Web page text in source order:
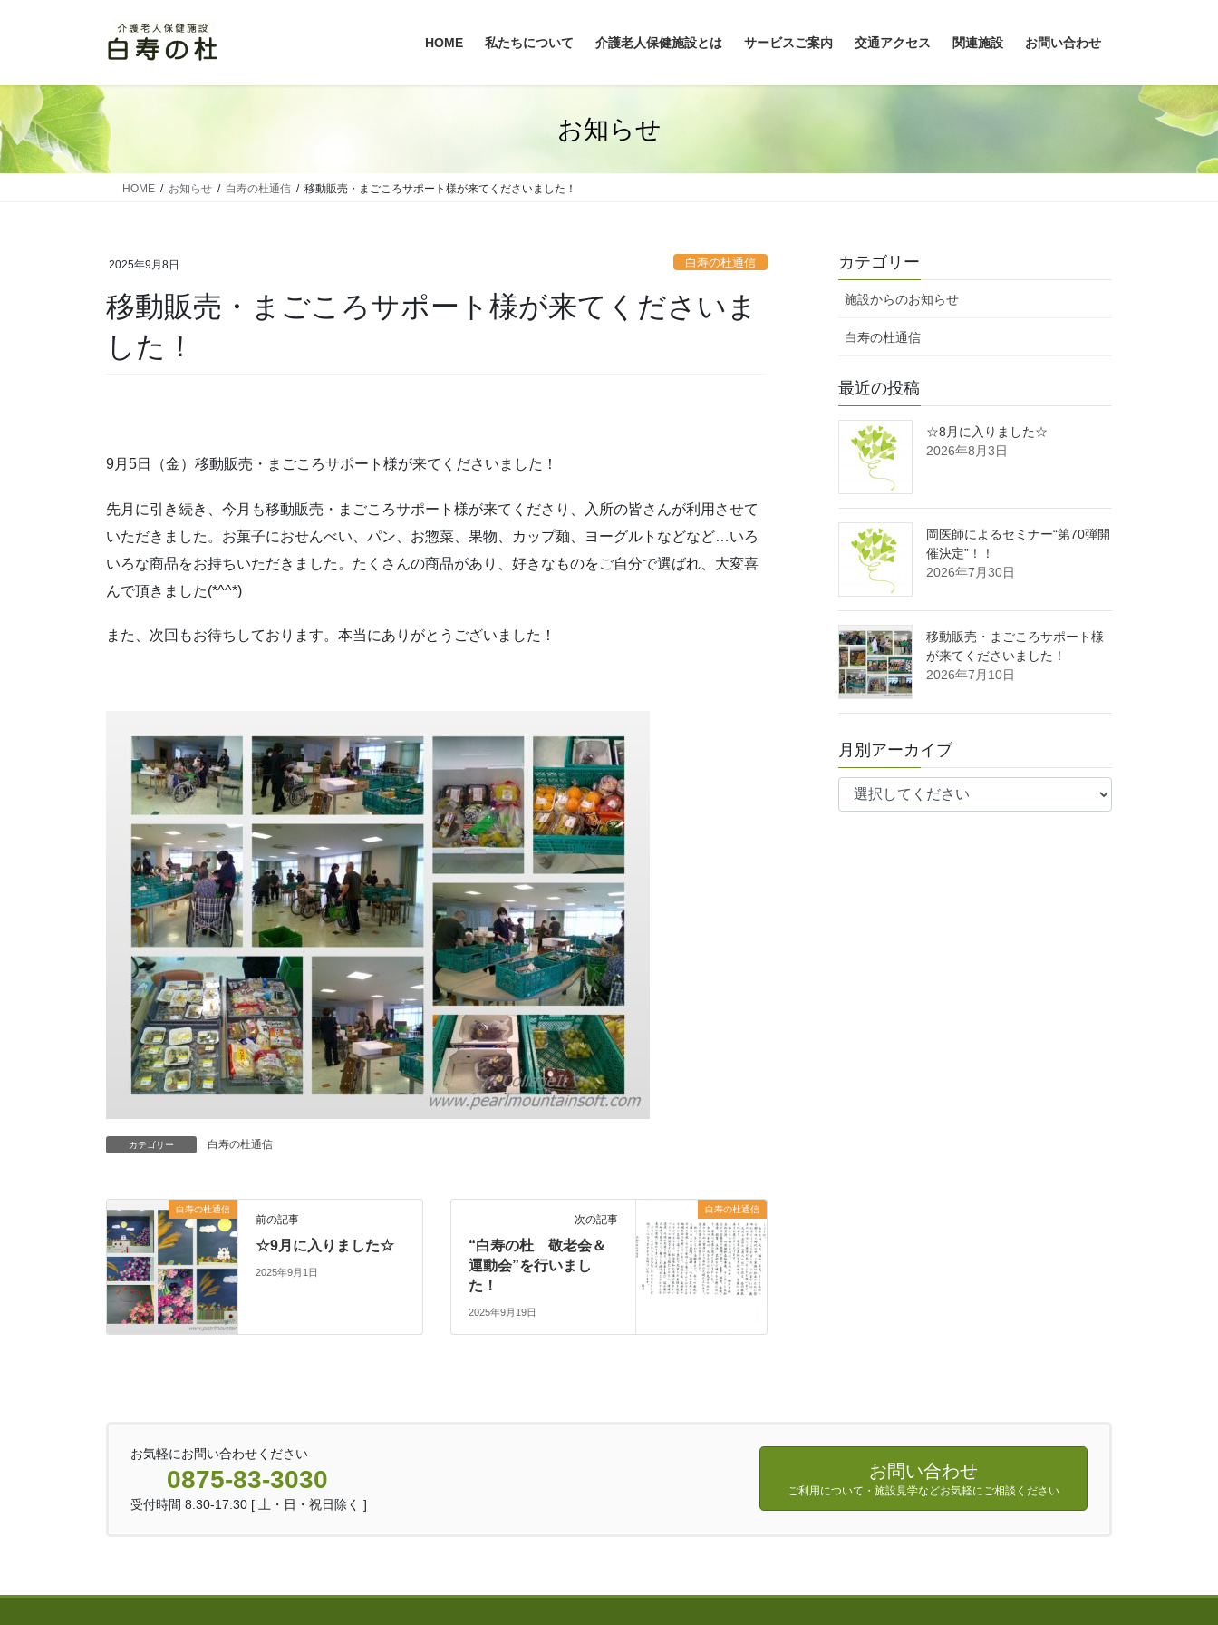
に
移
動
ョ
ン
に
HOME 私たちについて 介護老人保健施設とは サービスご案内 交通アクセス 関連施設 お問い合わせ
お知らせ
HOME お知らせ 白寿の杜通信 移動販売・まごころサポート様が来てくださいました！
2025年9月8日 白寿の杜通信
移動販売・まごころサポート様が来てくださいま
した！
9月5日（金）移動販売・まごころサポート様が来てくださいました！
先月に引き続き、今月も移動販売・まごころサポート様が来てくださり、入所の皆さんが利用させて
いただきました。お菓子におせんべい、パン、お惣菜、果物、カップ麺、ヨーグルトなどなど…いろ
いろな商品をお持ちいただきました。たくさんの商品があり、好きなものをご自分で選ばれ、大変喜
んで頂きました(*^^*)
また、次回もお待ちしております。本当にありがとうございました！
カテゴリー 白寿の杜通信
白寿の杜通信
前の記事
☆9月に入りました☆
2025年9月1日
白寿の杜通信
次の記事
“白寿の杜 敬老会＆
運動会”を行いまし
た！
2025年9月19日
カテゴリー
施設からのお知らせ
白寿の杜通信
最近の投稿
☆8月に入りました☆
2026年8月3日
岡医師によるセミナー“第70弾開
催決定”！！
2026年7月30日
移動販売・まごころサポート様
が来てくださいました！
2026年7月10日
月別アーカイブ
お気軽にお問い合わせください
0875-83-3030
受付時間 8:30-17:30 [ 土・日・祝日除く ]
お問い合わせ
ご利用について・施設見学などお気軽にご相談ください